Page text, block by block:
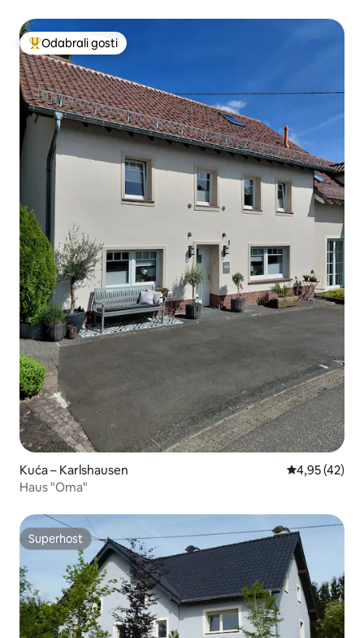
Među najviše rangiranima s oznakom „Odabrali gosti”
Odabrali gosti
Kuća – Karlshausen Prosječna
4,95 (42)
Haus "Oma"
Superhost
Superhost